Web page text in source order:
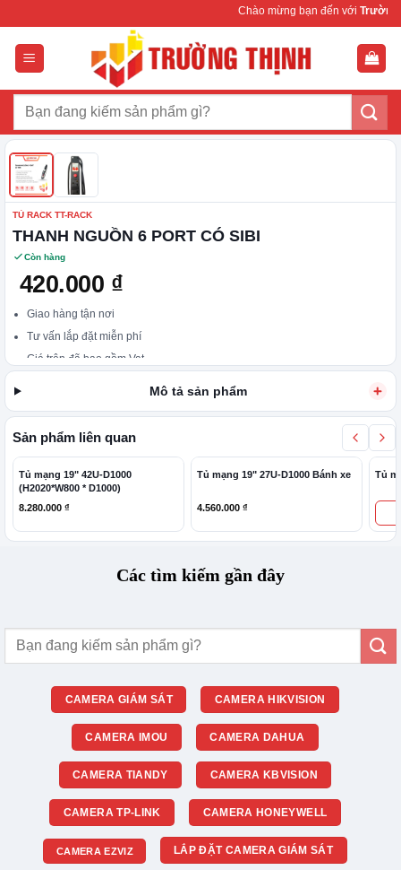
dung
Chào mừng bạn đến vớiTrường
Tìm
TỦ RACK TT-RACK
THANH NGUỒN 6 PORT CÓ SIBI
Còn hàng
420.000 ₫
Giao hàng tận nơi
Tư vấn lắp đặt miễn phí
Giá trên đã bao gồm Vat
Mô tả sản phẩm
Sản phẩm liên quan
Tủ mạng 19" 42U-D1000
(H2020*W800 * D1000)
8.280.000 ₫
Tủ mạng 19" 27U-D1000 Bánh xe
4.560.000₫
Tủ
Các tìm kiếm gần đây
Tìm
CAMERA GIÁM SÁT CAMERA HIKVISION
CAMERA IMOU CAMERA DAHUA
CAMERA TIANDY CAMERA KBVISION
CAMERA TP-LINK CAMERA HONEYWELL
CAMERA EZVIZ LẮP ĐẶT CAMERA GIÁM SÁT